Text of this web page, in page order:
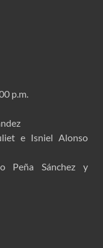
p.m.
e Isniel Alonso
Peña Sánchez y